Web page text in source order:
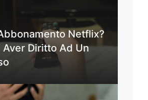
Netflix?
Diritto Ad Un